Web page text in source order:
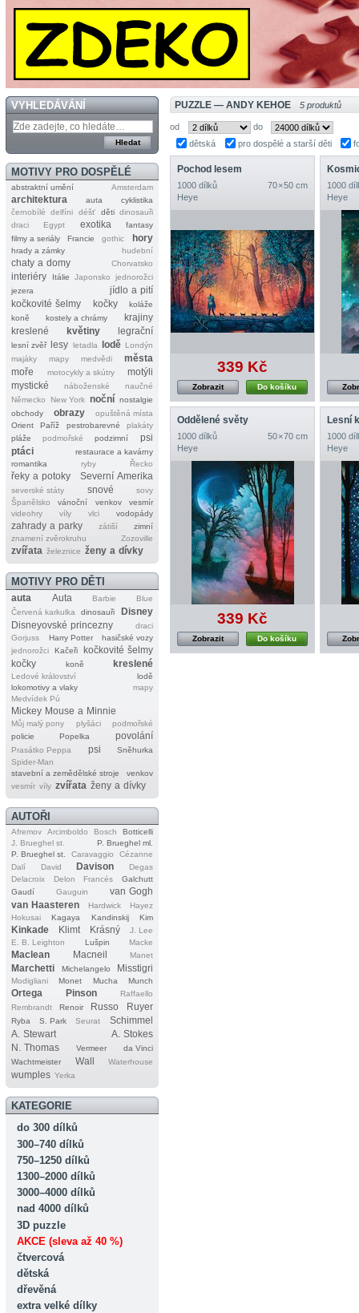
VYHLEDÁVÁNÍ
MOTIVY PRO DOSPĚLÉ
abstraktní umění Amsterdam
architektura auta
cyklistika
černobílé
delfíni déšť děti dinosauři
draci
Egypt exotika
fantasy
filmy a seriály
Francie gothic hory
hrady a zámky hudební
chaty a domy Chorvatsko
interiéry Itálie Japonsko
jednorožci
jezera
jídlo a pití
kočkovité šelmy
kočky
koláže
koně
kostely a chrámy
krajiny
kreslené
květiny legrační
lesní zvěř lesy letadla lodě Londýn
majáky
mapy medvědi
města
moře
motocykly a skútry
motýli
mystické
náboženské
naučné
Německo
New York noční nostalgie
obchody
obrazy
opuštěná místa
Orient
Paříž pestrobarevné
plakáty
pláže
podmořské podzimní
psi
ptáci
restaurace a kavárny
romantika
ryby Řecko
řeky a potoky Severní Amerika
severské státy snové
sovy
Španělsko
vánoční venkov
vesmír
videohry
víly vlci vodopády
zahrady a parky zátiší
zimní
znamení zvěrokruhu
Zozoville
zvířata železnice ženy a dívky
MOTIVY PRO DĚTI
auta Auta Barbie
Blue
Červená karkulka
dinosauři
Disney
Disneyovské princezny
draci
Gorjuss
Harry Potter
hasičské vozy
jednorožci
Kačeři
kočkovité šelmy
kočky
koně kreslené
Ledové království
lodě
lokomotivy a vlaky
mapy
Medvídek Pú
Mickey Mouse a Minnie
Můj malý pony plyšáci
podmořské
policie
Popelka povolání
Prasátko Peppa psi
Sněhurka
Spider‐Man
stavební a zemědělské stroje
venkov
vesmír víly zvířata ženy a dívky
AUTOŘI
Afremov Arcimboldo Bosch
Botticelli
J. Brueghel st.
P. Brueghel ml.
P. Brueghel st.
Caravaggio
Cézanne
Dalí
David Davison
Degas
Delacroix
Delon Francés
Galchutt
Gaudí
Gauguin
van Gogh
van Haasteren
Hardwick
Hayez
Hokusai
Kagaya Kandinskij Kim
Kinkade Klimt Krásný
J. Lee
E. B. Leighton
Lušpin Macke
Maclean Macneil Manet
Marchetti Michelangelo Misstigri
Modigliani Monet Mucha Munch
Ortega Pinson
Raffaello
Rembrandt
Renoir Russo Ruyer
Ryba S. Park Seurat
Schimmel
A. Stewart
A. Stokes
N. Thomas
Vermeer
da Vinci
Wachtmeister
Wall Waterhouse
wumples Yerka
KATEGORIE
do 300 dílků
300–740 dílků
750–1250 dílků
1300–2000 dílků
3000–4000 dílků
nad 4000 dílků
3D puzzle
AKCE (sleva až 40 %)
čtvercová
dětská
dřevěná
extra velké dílky
PUZZLE — ANDY KEHOE 5 produktů
od
do
dětská
pro dospělé a starší děti
Pochod lesem
1000 dílků
70 × 50 cm
Heye
339 Kč
Do košíku
Zobrazit
1000
Heye
Oddělené světy
1000 dílků
50 × 70 cm
Heye
339 Kč
Do košíku
Zobrazit
Lesní
1000
Heye